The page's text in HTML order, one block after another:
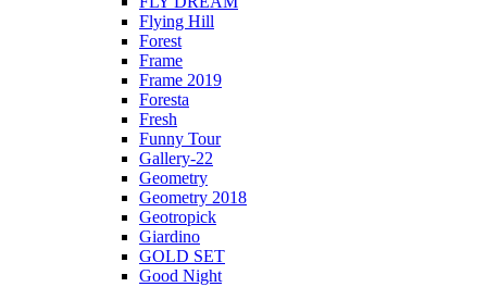
Flying Hill
Forest
Frame
Frame 2019
Foresta
Fresh
Funny Tour
Gallery-22
Geometry
Geometry 2018
Geotropick
Giardino
GOLD SET
Good Night